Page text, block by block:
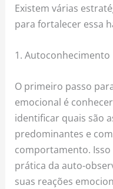
Existem várias
para fortalecer essa
1. Autoconhecimento
O primeiro passo
emocional é
identificar quais são
predominantes e
comportamento.
prática da auto-
suas reações